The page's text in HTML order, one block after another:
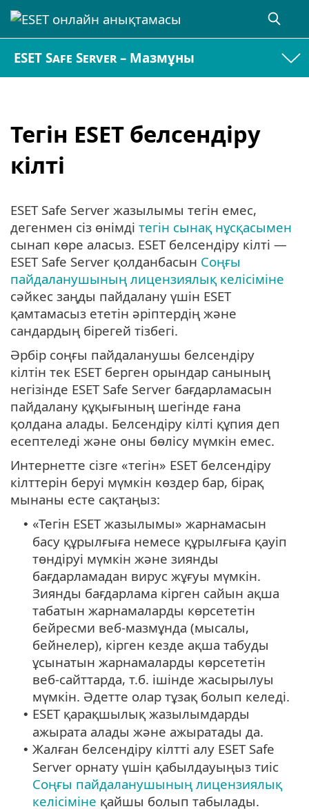
ESET Safe Server – Мазмұны
Тегін ESET белсендіру
кілті
ESET Safe Server жазылымы тегін емес,
дегенмен сіз өнімді тегін сынақ нұсқасымен
сынап көре аласыз. ESET белсендіру кілті —
ESET Safe Server қолданбасын Соңғы
пайдаланушының лицензиялық келісіміне
сәйкес заңды пайдалану үшін ESET
қамтамасыз ететін әріптердің және
сандардың бірегей тізбегі.
Әрбір соңғы пайдаланушы белсендіру
кілтін тек ESET берген орындар санының
негізінде ESET Safe Server бағдарламасын
пайдалану құқығының шегінде ғана
қолдана алады. Белсендіру кілті құпия деп
есептеледі және оны бөлісу мүмкін емес.
Интернетте сізге «тегін» ESET белсендіру
кілттерін беруі мүмкін көздер бар, бірақ
мынаны есте сақтаңыз:
• «Тегін ESET жазылымы» жарнамасын
басу құрылғыға немесе құрылғыға қауіп
төндіруі мүмкін және зиянды
бағдарламадан вирус жұғуы мүмкін.
Зиянды бағдарлама кірген сайын ақша
табатын жарнамаларды көрсететін
бейресми веб-мазмұнда (мысалы,
бейнелер), кірген кезде ақша табуды
ұсынатын жарнамаларды көрсететін
веб-сайттарда, т.б. ішінде жасырылуы
мүмкін. Әдетте олар тұзақ болып келеді.
• ESET қарақшылық жазылымдарды
ажырата алады және ажыратады да.
• Жалған белсендіру кілтті алу ESET Safe
Server орнату үшін қабылдауыңыз тиіс
Соңғы пайдаланушының лицензиялық
келісіміне қайшы болып табылады.